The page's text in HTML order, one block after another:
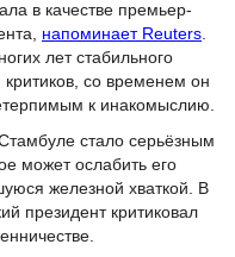
в качестве премьер-
напоминает Reuters.
лет стабильного
со временем он
к инакомыслию.
стало серьёзным
может ослабить его
железной хваткой. В
президент критиковал